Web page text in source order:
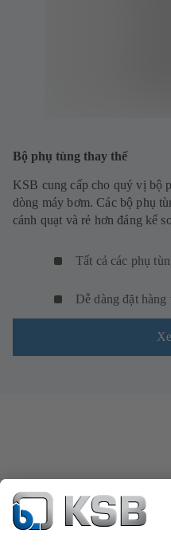
Bộ phụ tùng thay thế
KSB cung cấp cho quý vị bộ
dòng máy bơm. Các bộ phụ
cánh quạt và rẻ hơn đáng kể
Tất cả các phụ
Dễ dàng đặt